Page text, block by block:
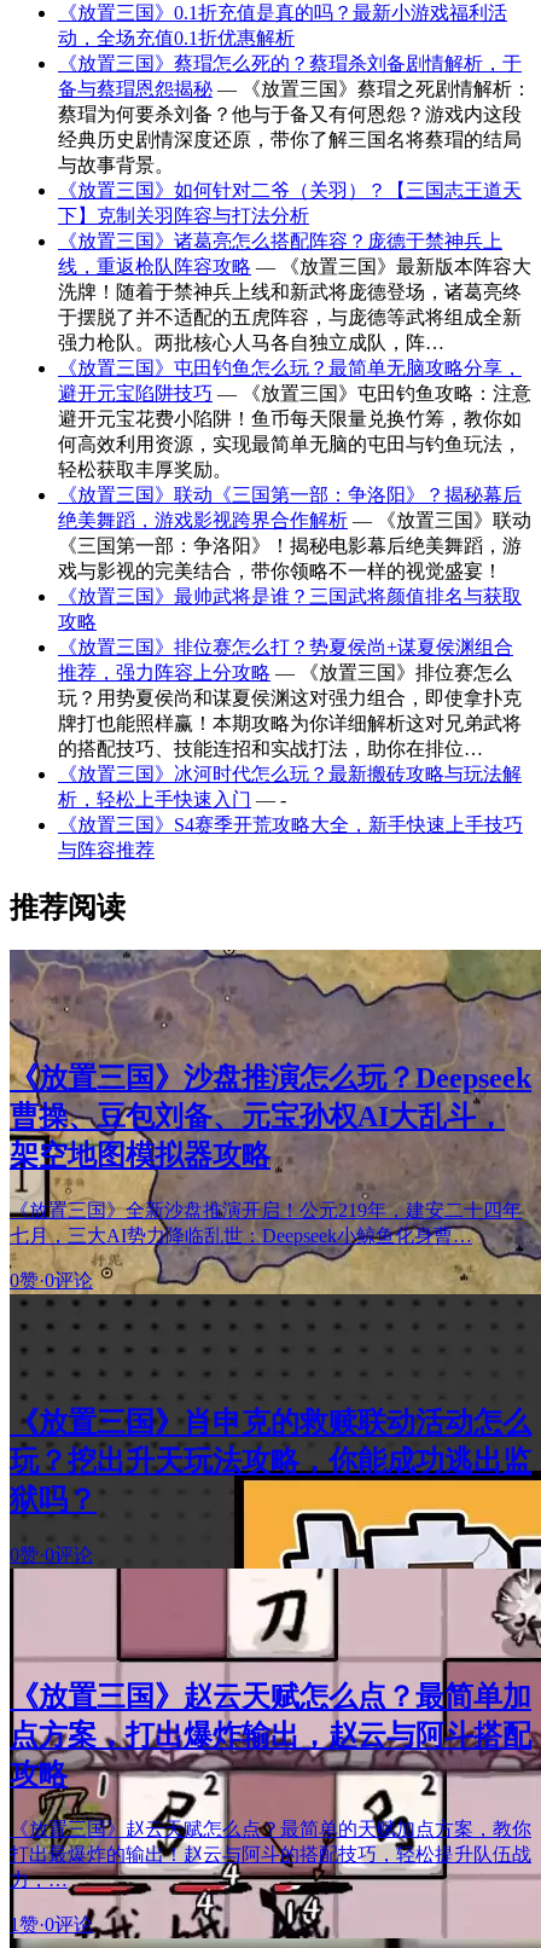
《放置三国》0.1折充值是真的吗？最新小游戏福利活
动，全场充值0.1折优惠解析
《放置三国》蔡瑁怎么死的？蔡瑁杀刘备剧情解析，于
备与蔡瑁恩怨揭秘 — 《放置三国》蔡瑁之死剧情解析：
蔡瑁为何要杀刘备？他与于备又有何恩怨？游戏内这段
经典历史剧情深度还原，带你了解三国名将蔡瑁的结局
与故事背景。
《放置三国》如何针对二爷（关羽）？【三国志王道天
下】克制关羽阵容与打法分析
《放置三国》诸葛亮怎么搭配阵容？庞德于禁神兵上
线，重返枪队阵容攻略 — 《放置三国》最新版本阵容大
洗牌！随着于禁神兵上线和新武将庞德登场，诸葛亮终
于摆脱了并不适配的五虎阵容，与庞德等武将组成全新
强力枪队。两批核心人马各自独立成队，阵…
《放置三国》屯田钓鱼怎么玩？最简单无脑攻略分享，
避开元宝陷阱技巧 — 《放置三国》屯田钓鱼攻略：注意
避开元宝花费小陷阱！鱼币每天限量兑换竹筹，教你如
何高效利用资源，实现最简单无脑的屯田与钓鱼玩法，
轻松获取丰厚奖励。
《放置三国》联动《三国第一部：争洛阳》？揭秘幕后
绝美舞蹈，游戏影视跨界合作解析 — 《放置三国》联动
《三国第一部：争洛阳》！揭秘电影幕后绝美舞蹈，游
戏与影视的完美结合，带你领略不一样的视觉盛宴！
《放置三国》最帅武将是谁？三国武将颜值排名与获取
攻略
《放置三国》排位赛怎么打？势夏侯尚+谋夏侯渊组合
推荐，强力阵容上分攻略 — 《放置三国》排位赛怎么
玩？用势夏侯尚和谋夏侯渊这对强力组合，即使拿扑克
牌打也能照样赢！本期攻略为你详细解析这对兄弟武将
的搭配技巧、技能连招和实战打法，助你在排位…
《放置三国》冰河时代怎么玩？最新搬砖攻略与玩法解
析，轻松上手快速入门 — -
《放置三国》S4赛季开荒攻略大全，新手快速上手技巧
与阵容推荐
推荐阅读
《放置三国》沙盘推演怎么玩？Deepseek
曹操、豆包刘备、元宝孙权AI大乱斗，
架空地图模拟器攻略
《放置三国》全新沙盘推演开启！公元219年，建安二十四年
七月，三大AI势力降临乱世：Deepseek小鲸鱼化身曹…
0赞·0评论
《放置三国》肖申克的救赎联动活动怎么
玩？挖出升天玩法攻略，你能成功逃出监
狱吗？
0赞·0评论
《放置三国》赵云天赋怎么点？最简单加
点方案，打出爆炸输出，赵云与阿斗搭配
攻略
《放置三国》赵云天赋怎么点？最简单的天赋加点方案，教你
打出最爆炸的输出！赵云与阿斗的搭配技巧，轻松提升队伍战
力，…
1赞·0评论